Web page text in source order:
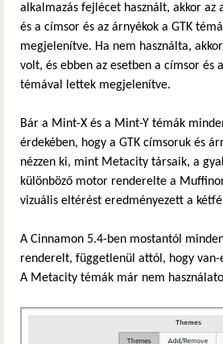
alkalmazás fejlécet használt, akkor az
és a címsor és az árnyékok a GTK
megjelenítve. Ha nem használta,
volt, és ebben az esetben a címsor és
témával lettek megjelenítve.
Bár a Mint-X és a Mint-Y témák
érdekében, hogy a GTK címsoruk és
nézzen ki, mint Metacity társaik, a
különböző motor renderelte a
vizuális eltérést eredményezett a
A Cinnamon 5.4-ben mostantól
renderelt, függetlenül attól, hogy van-
A Metacity témák már nem